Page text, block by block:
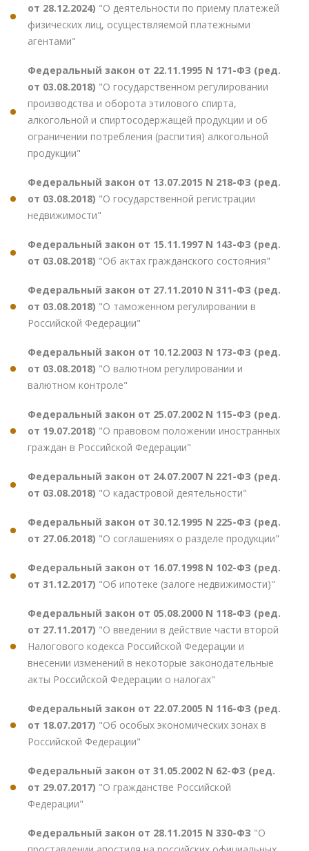
от 28.12.2024) "О деятельности по приему платежей
физических лиц, осуществляемой платежными
агентами"
Федеральный закон от 22.11.1995 N 171-ФЗ (ред.
от 03.08.2018) "О государственном регулировании
производства и оборота этилового спирта,
алкогольной и спиртосодержащей продукции и об
ограничении потребления (распития) алкогольной
продукции"
Федеральный закон от 13.07.2015 N 218-ФЗ (ред.
от 03.08.2018) "О государственной регистрации
недвижимости"
Федеральный закон от 15.11.1997 N 143-ФЗ (ред.
от 03.08.2018) "Об актах гражданского состояния"
Федеральный закон от 27.11.2010 N 311-ФЗ (ред.
от 03.08.2018) "О таможенном регулировании в
Российской Федерации"
Федеральный закон от 10.12.2003 N 173-ФЗ (ред.
от 03.08.2018) "О валютном регулировании и
валютном контроле"
Федеральный закон от 25.07.2002 N 115-ФЗ (ред.
от 19.07.2018) "О правовом положении иностранных
граждан в Российской Федерации"
Федеральный закон от 24.07.2007 N 221-ФЗ (ред.
от 03.08.2018) "О кадастровой деятельности"
Федеральный закон от 30.12.1995 N 225-ФЗ (ред.
от 27.06.2018) "О соглашениях о разделе продукции"
Федеральный закон от 16.07.1998 N 102-ФЗ (ред.
от 31.12.2017) "Об ипотеке (залоге недвижимости)"
Федеральный закон от 05.08.2000 N 118-ФЗ (ред.
от 27.11.2017) "О введении в действие части второй
Налогового кодекса Российской Федерации и
внесении изменений в некоторые законодательные
акты Российской Федерации о налогах"
Федеральный закон от 22.07.2005 N 116-ФЗ (ред.
от 18.07.2017) "Об особых экономических зонах в
Российской Федерации"
Федеральный закон от 31.05.2002 N 62-ФЗ (ред.
от 29.07.2017) "О гражданстве Российской
Федерации"
Федеральный закон от 28.11.2015 N 330-ФЗ "О